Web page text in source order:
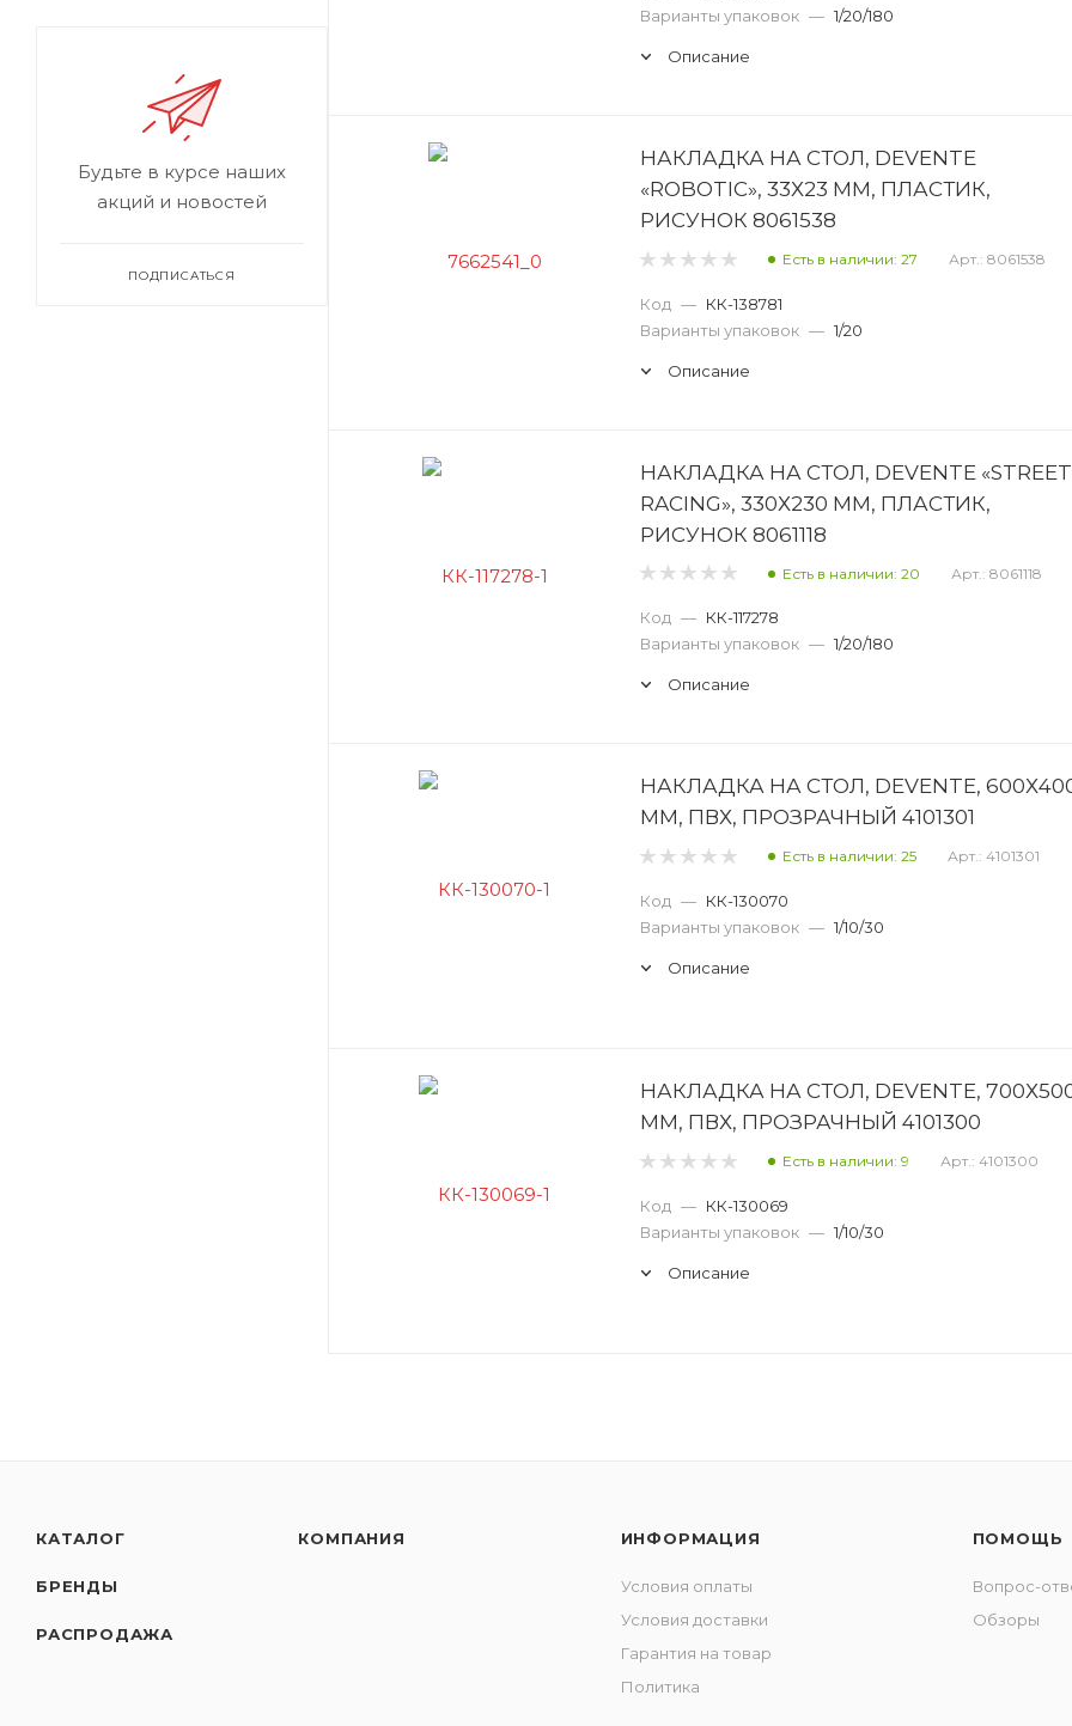
Варианты упаковок — 1/20/180
Описание
НАКЛАДКА НА СТОЛ, DEVENTE
«ROBOTIC», 33Х23 ММ, ПЛАСТИК,
РИСУНОК 8061538
Есть в наличии: 27 Арт.: 8061538
Код — КК-138781
Варианты упаковок — 1/20
Описание
НАКЛАДКА НА СТОЛ, DEVENTE «STREET
RACING», 330Х230 ММ, ПЛАСТИК,
РИСУНОК 8061118
Есть в наличии: 20 Арт.: 8061118
Код — КК-117278
Варианты упаковок — 1/20/180
Описание
НАКЛАДКА НА СТОЛ, DEVENTE,
ММ, ПВХ, ПРОЗРАЧНЫЙ 4101301
Есть в наличии: 25 Арт.: 4101301
Код — КК-130070
Варианты упаковок — 1/10/30
Описание
НАКЛАДКА НА СТОЛ, DEVENTE,
ММ, ПВХ, ПРОЗРАЧНЫЙ 4101300
Есть в наличии: 9 Арт.: 4101300
Код — КК-130069
Варианты упаковок — 1/10/30
Описание
Будьте в курсе наших
акций и новостей
ПОДПИСАТЬСЯ
КАТАЛОГ
БРЕНДЫ
РАСПРОДАЖА
КОМПАНИЯ ИНФОРМАЦИЯ
Условия оплаты
Условия доставки
Гарантия на товар
Политика
ПОМОЩЬ
Вопрос-
Обзоры